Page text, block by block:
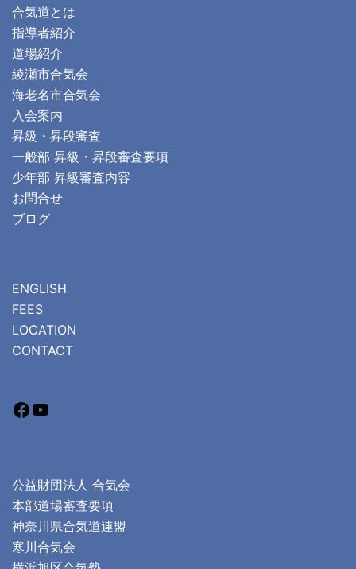
合気道とは
指導者紹介
道場紹介
綾瀬市合気会
海老名市合気会
入会案内
昇級・昇段審査
一般部 昇級・昇段審査要項
少年部 昇級審査内容
お問合せ
ブログ
ENGLISH
FEES
LOCATION
CONTACT
公益財団法人 合気会
本部道場審査要項
神奈川県合気道連盟
寒川合気会